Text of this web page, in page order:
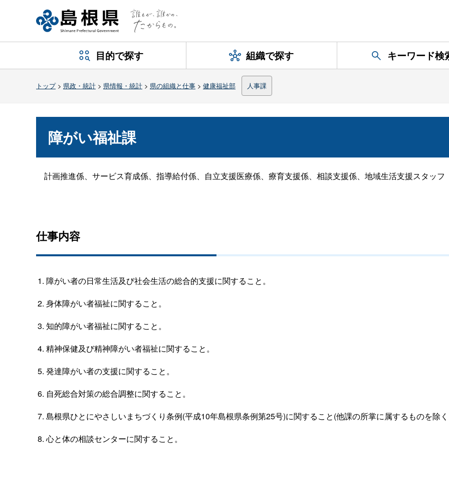
目的で探す 組織で探す キーワード検
トップ> 県政・統計 > 県情報・統計 > 県の組織と仕事 > 健康福祉部 人事課
障がい福祉課
計画推進係、サービス育成係、指導給付係、自立支援医療係、療育支援係、相談支援係、地域生活支援スタッフ
仕事内容
障がい者の日常生活及び社会生活の総合的支援に関すること。
身体障がい者福祉に関すること。
知的障がい者福祉に関すること。
精神保健及び精神障がい者福祉に関すること。
発達障がい者の支援に関すること。
自死総合対策の総合調整に関すること。
島根県ひとにやさしいまちづくり条例(平成10年島根県条例第25号)に関すること(他課の所掌に属するものを除
心と体の相談センターに関すること。